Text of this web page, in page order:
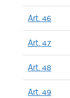
Art. 46
Art. 47
Art. 48
Art. 49